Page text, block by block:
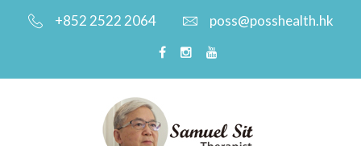
+852 2522 2064 poss@posshealth.hk